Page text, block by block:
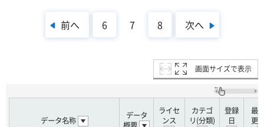
前へ 6 7 8 次へ
画面サイズで表示
データ名称
データ
ライセ
ンス
カテゴ
リ(分類)
登録
日
最
更